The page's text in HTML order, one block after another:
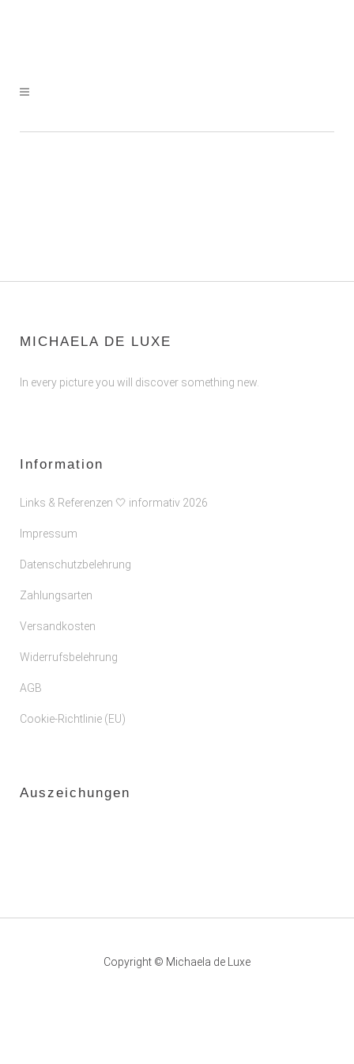
MICHAELA DE LUXE
In every picture you will discover something new.
Information
Links & Referenzen 🤍 informativ 2026
Impressum
Datenschutzbelehrung
Zahlungsarten
Versandkosten
Widerrufsbelehrung
AGB
Cookie-Richtlinie (EU)
Auszeichungen
Copyright © Michaela de Luxe